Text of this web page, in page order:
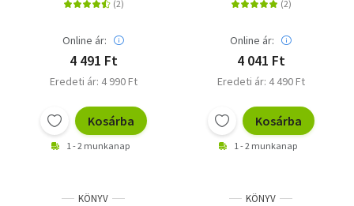
Online ár:
4 491 Ft
Eredeti ár: 4 990 Ft
Kosárba
1 - 2 munkanap
Online ár:
4 041 Ft
Eredeti ár: 4 490 Ft
Kosárba
1 - 2 munkanap
KÖNYV KÖNYV